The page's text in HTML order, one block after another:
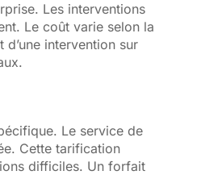
Les interventions
Le coût varie selon la
intervention sur
Le service de
Cette tarification
difficiles. Un forfait